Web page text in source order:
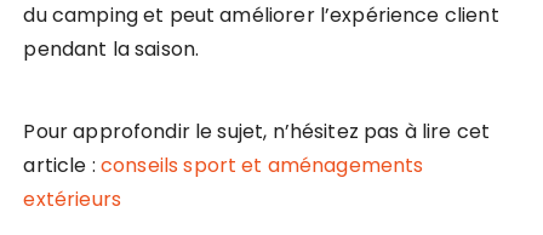
du camping et peut améliorer l’expérience client
pendant la saison.
Pour approfondir le sujet, n’hésitez pas à lire cet
article : conseils sport et aménagements
extérieurs